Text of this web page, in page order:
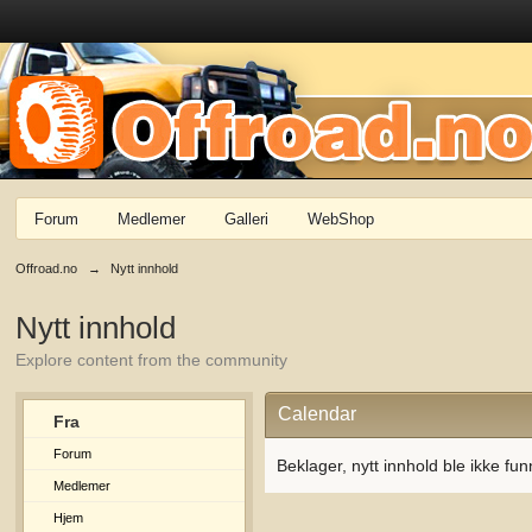
Forum Medlemer Galleri WebShop
Offroad.no → Nytt innhold
Nytt innhold
Explore content from the community
Fra
Forum
Medlemer
Hjem
Calendar
Beklager, nytt innhold ble ikke